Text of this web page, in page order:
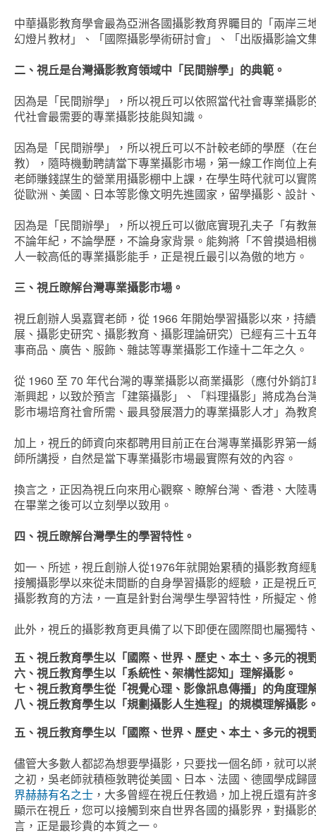
中華攝影教育學會最為亞洲各國攝影教育界矚目的「兩岸
幻燈片教材」、「國際攝影學術研討會」、「出版攝影論
二、視丘是台灣攝影教育領域中「民間辦學」的典範。
因為是「民間辦學」，所以視丘可以依照當代社會專業攝
代社會最需要的專業攝影技能與知識。
因為是「民間辦學」，所以視丘可以不計較老師的學歷（
教），隨時機動聘請當下專業攝影市場，第一線工作崗位
老師賺錢謀生的營業用攝影棚中上課，在學生時代就可以
從歐洲、美國、日本等影像文明先進國家，留學攝影、設
因為是「民間辦學」，所以視丘可以徹底實現孔夫子「有
不論年紀，不論學歷，不論身家背景。能夠將「不曾摸過
人一較高低的專業攝影能手，正是視丘最引以為傲的地方。
三、視丘瞭解台灣專業攝影市場。
視丘創辦人吳嘉寶老師，從 1966 年開始學習攝影以來，持
展、攝影史研究、攝影教育、攝影理論研究）已經有三十
事商品、廣告、服飾、雜誌等專業攝影工作達十二年之久。
從 1960 至 70 年代台灣的專業攝影以商業攝影（應付外銷
漸興起，以致於預言「建築攝影」、「料理攝影」將成為
影市場培育社會所需、最具發展潛力的專業攝影人才」為教
加上，視丘的師資向來都聘用目前正在台灣專業攝影界第
師所講授，自然是當下專業攝影市場最實際有效的內容。
換言之，正因為視丘向來用心觀察、瞭解台灣、香港、大
在畢業之後可以立刻學以致用。
四、視丘瞭解台灣學生的學習特性。
如一、所述，視丘創辦人從1976年就開始累積的攝影教育
接觸攝影學以來從未間斷的自身學習攝影的經驗，正是視
攝影教育的方法，一直是針對台灣學生學習特性，所擬定、
此外，視丘的攝影教育更具備了以下即便在國際間也屬獨特
五、視丘教育學生以「國際、世界、歷史、本土、多元的視
六、視丘教育學生以「系統性、架構性認知」理解攝影。
七、視丘教育學生從「視覺心理、影像訊息傳播」的角度理
八、視丘教育學生以「規劃攝影人生進程」的規模理解攝影
五、視丘教育學生以「國際、世界、歷史、本土、多元的視
儘管大多數人都認為想要學攝影，只要找一個名師，就可
之初，吳老師就積極敦聘從美國、日本、法國、德國學成歸
界赫赫有名之士 ，大多曾經在視丘任教過，加上視丘還有
顯示在視丘，您可以接觸到來自世界各國的攝影界，對攝
言，正是最珍貴的本質之一。